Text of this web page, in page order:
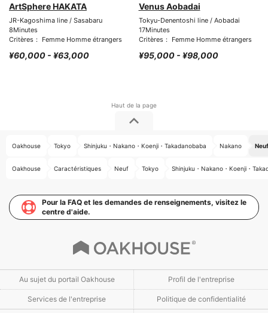
ArtSphere HAKATA
JR-Kagoshima line / Sasabaru
8Minutes
Critères： Femme Homme étrangers
¥60,000 - ¥63,000
Venus Aobadai
Tokyu-Denentoshi line / Aobadai
17Minutes
Critères： Femme Homme étrangers
¥95,000 - ¥98,000
Oakhouse Tokyo Shinjuku・Nakano・Koenji・Takadanobaba Nakano
Oakhouse Caractéristiques Neuf Tokyo Shinjuku・Nakano・Koenji・
Pour la FAQ et les demandes de renseignements, visitez le
centre d'aide.
Au sujet du portail Oakhouse Profil de l'entreprise
Services de l'entreprise Politique de confidentialité